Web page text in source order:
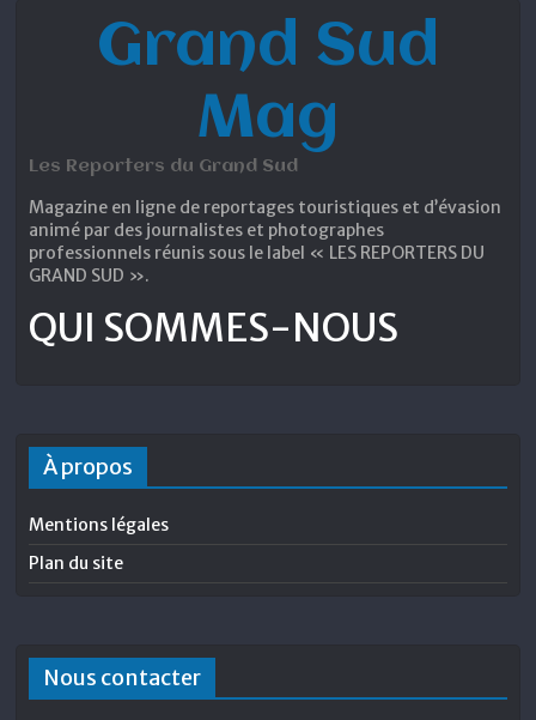
Grand Sud
Mag
Les Reporters du Grand Sud
Magazine en ligne de reportages touristiques et d’évasion
animé par des journalistes et photographes
professionnels réunis sous le label « LES REPORTERS DU
GRAND SUD ».
QUI SOMMES-NOUS
À propos
Mentions légales
Plan du site
Nous contacter